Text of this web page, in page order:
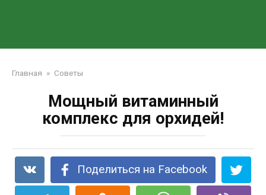
Главная » Советы
Мощный витаминный
комплекс для орхидей!
Поделиться на Facebook